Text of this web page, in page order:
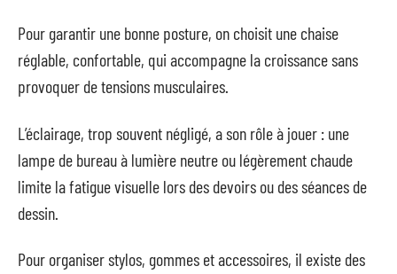
Pour garantir une bonne posture, on choisit une chaise
réglable, confortable, qui accompagne la croissance sans
provoquer de tensions musculaires.
L’éclairage, trop souvent négligé, a son rôle à jouer : une
lampe de bureau à lumière neutre ou légèrement chaude
limite la fatigue visuelle lors des devoirs ou des séances de
dessin.
Pour organiser stylos, gommes et accessoires, il existe des